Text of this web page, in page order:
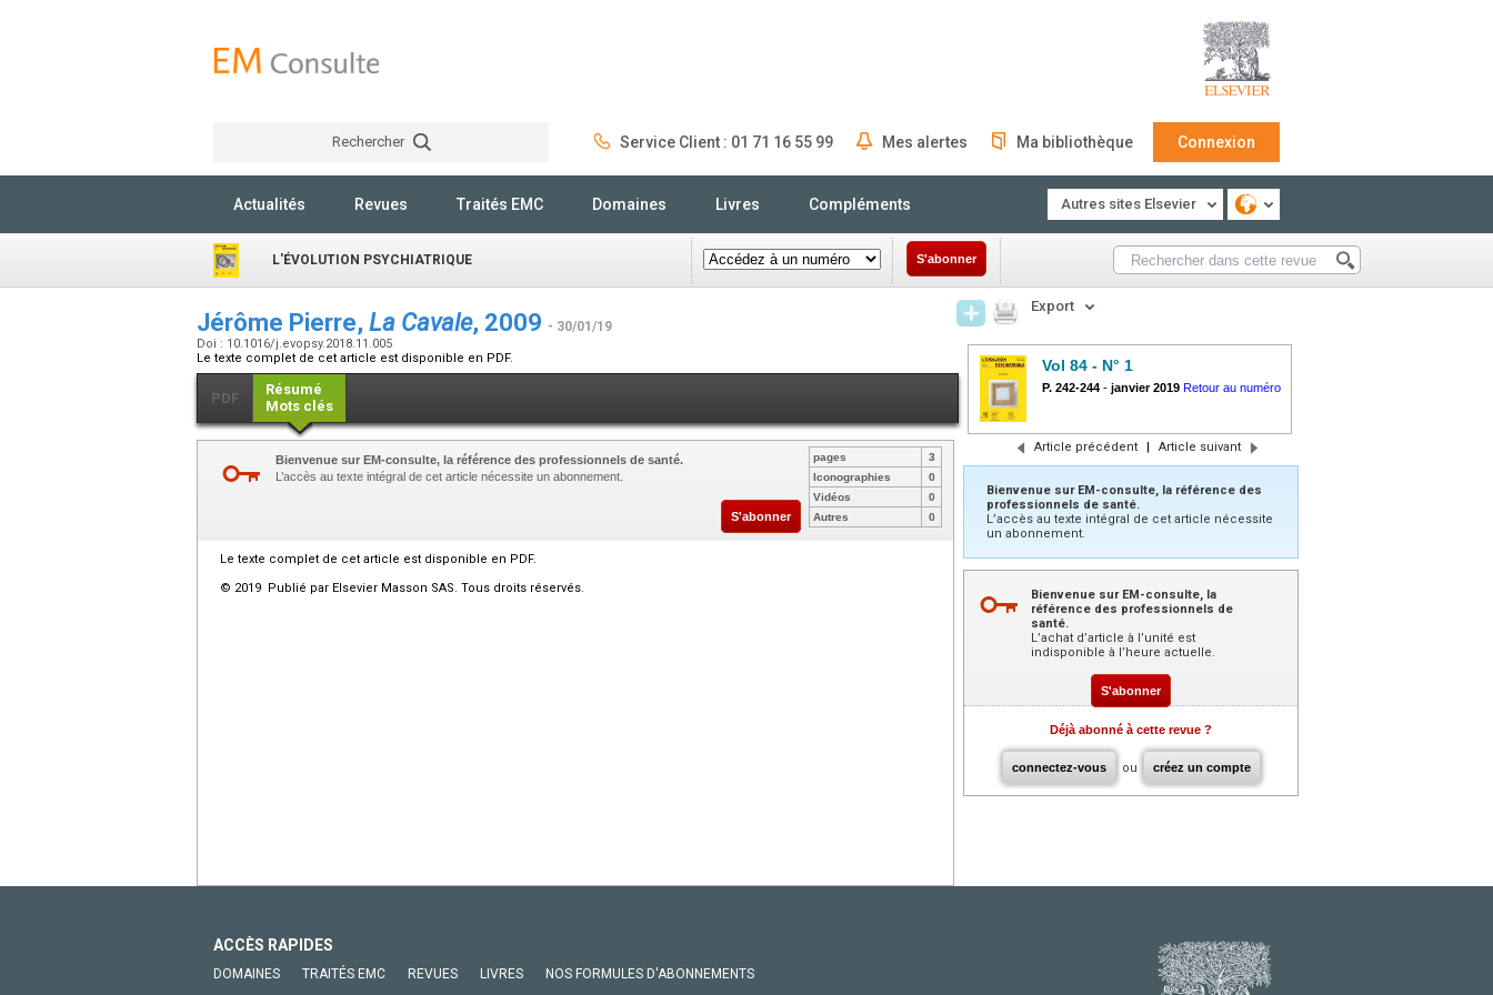
Rechercher Service Client : 01 71 16 55 99 Mes alertes Ma bibliothèque Connexion
Actualités Revues Traités EMC Domaines Livres Compléments Autres sites Elsevier
L'ÉVOLUTION PSYCHIATRIQUE S'abonner
Jérôme Pierre, La Cavale, 2009 - 30/01/19
Doi : 10.1016/j.evopsy.2018.11.005
Le texte complet de cet article est disponible en PDF.
PDF
Résumé
Mots clés
Bienvenue sur EM-consulte, la référence des professionnels de santé.
L’accès au texte intégral de cet article nécessite un abonnement.
S'abonner
pages
3
Iconographies
0
Vidéos
0
Autres
0
Le texte complet de cet article est disponible en PDF.
© 2019 Publié par Elsevier Masson SAS. Tous droits réservés.
Export
Vol 84 - N° 1
P. 242-244 - janvier 2019 Retour au numéro
Article précédent | Article suivant
Bienvenue sur EM-consulte, la référence des
professionnels de santé.
L’accès au texte intégral de cet article nécessite
un abonnement.
Bienvenue sur EM-consulte, la
référence des professionnels de
santé.
L’achat d’article à l’unité est
indisponible à l’heure actuelle.
S'abonner
Déjà abonné à cette revue ?
connectez-vous ou créez un compte
ACCÈS RAPIDES
DOMAINES TRAITÉS EMC REVUES LIVRES NOS FORMULES D'ABONNEMENTS